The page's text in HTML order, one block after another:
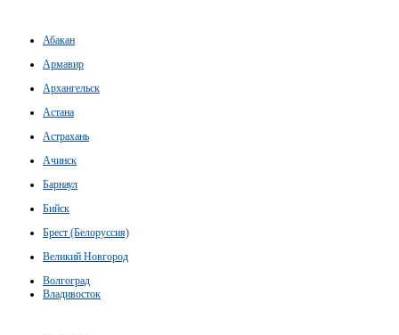
Абакан
Армавир
Архангельск
Астана
Астрахань
Ачинск
Барнаул
Бийск
Брест (Белоруссия)
Великий Новгород
Волгоград
Владивосток